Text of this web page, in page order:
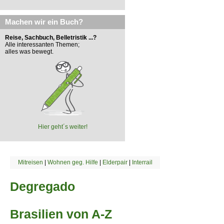
Machen wir ein Buch?
Reise, Sachbuch, Belletristik ...?
Alle interessanten Themen;
alles was bewegt.
Hier geht´s weiter!
Mitreisen | Wohnen geg. Hilfe | Elderpair| Interrail
Degregado
Brasilien von A-Z